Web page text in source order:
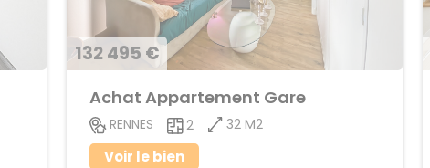
132 495 €
Achat Appartement Gare
RENNES 2 32 M2
Voir le bien